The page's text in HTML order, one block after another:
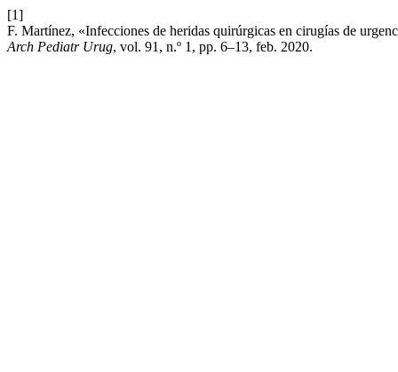
[1]
F. Martínez, «Infecciones de heridas quirúrgicas en cirugías de
Arch Pediatr Urug, vol. 91, n.º 1, pp. 6–13, feb. 2020.